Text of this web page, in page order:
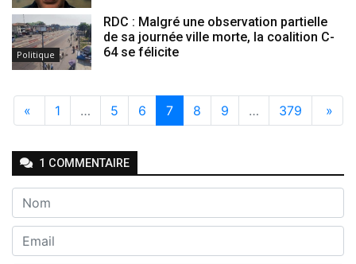
Politique
RDC : Malgré une observation partielle
de sa journée ville morte, la coalition C-
64 se félicite
« 1 … 5 6 7 8 9 … 379 »
1 COMMENTAIRE